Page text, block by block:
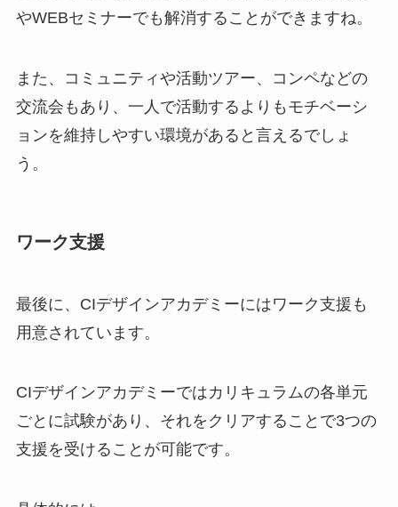
やWEBセミナーでも解消することができますね。
また、コミュニティや活動ツアー、コンペなどの
交流会もあり、一人で活動するよりもモチベーシ
ョンを維持しやすい環境があると言えるでしょ
う。
ワーク支援
最後に、CIデザインアカデミーにはワーク支援も
用意されています。
CIデザインアカデミーではカリキュラムの各単元
ごとに試験があり、それをクリアすることで3つの
支援を受けることが可能です。